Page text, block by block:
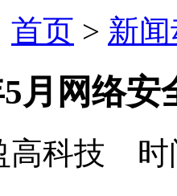
首页 > 新
月网络安
高科技 时